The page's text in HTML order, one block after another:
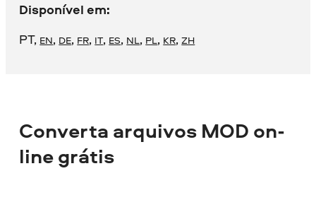
Disponível em:
PT, EN, DE, FR, IT, ES, NL, PL, KR,ZH
Converta arquivos MOD on-
line grátis